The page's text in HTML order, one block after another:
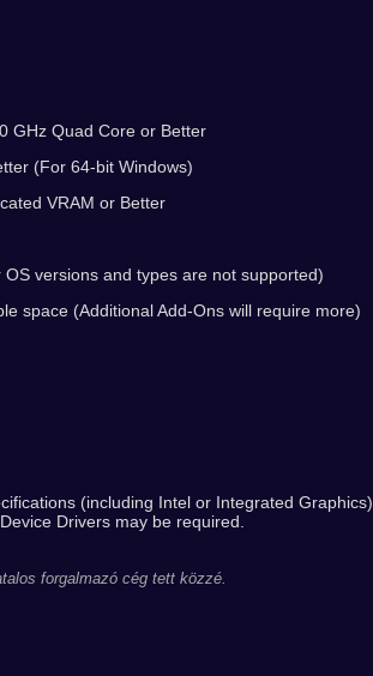
GHz Quad Core or Better
(For 64-bit Windows)
VRAM or Better
versions and types are not supported)
space (Additional Add-Ons will require more)
(including Intel or Integrated Graphics)
Drivers may be required.
forgalmazó cég tett közzé.